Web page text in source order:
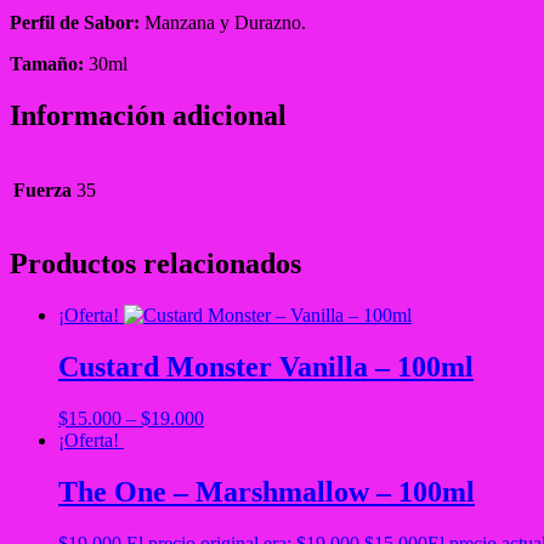
Perfil de Sabor: Manzana y Durazno.
Tamaño: 30ml
Información adicional
Fuerza 35
Productos relacionados
¡Oferta!
Custard Monster Vanilla – 100ml
$15.000 – $19.000
¡Oferta!
The One – Marshmallow – 100ml